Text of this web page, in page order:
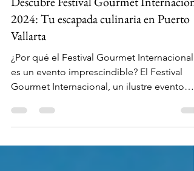
2 sept 2024
2 min de lectura
Descubre Festival Gourmet
2024: Tu escapada culinaria en Puerto
Vallarta
¿Por qué el Festival Gourmet Internacional
Gourmet Internacional, un ilustre evento
culinario,...